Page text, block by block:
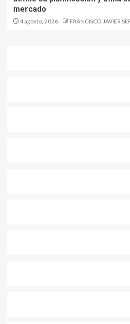
mercado
4 agosto, 2026 FRANCISCO JAVIER